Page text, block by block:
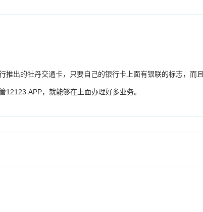
出的牡丹交通卡，只要自己的银行卡上面有银联的标志，而且
APP，就能够在上面办理好多业务。